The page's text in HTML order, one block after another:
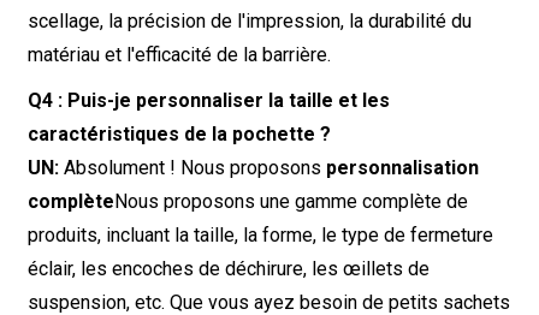
scellage, la précision de l'impression, la durabilité du
matériau et l'efficacité de la barrière.
Q4 : Puis-je personnaliser la taille et les
caractéristiques de la pochette ?
UN:Absolument ! Nous proposons personnalisation
complèteNous proposons une gamme complète de
produits, incluant la taille, la forme, le type de fermeture
éclair, les encoches de déchirure, les œillets de
suspension, etc. Que vous ayez besoin de petits sachets